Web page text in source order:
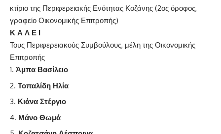
κτίριο της Περιφερειακής Ενότητας Κοζάνης (2ος όροφος,
γραφείο Οικονομικής Επιτροπής)
Κ Α Λ Ε Ι
Τους Περιφερειακούς Συμβούλους, μέλη της Οικονομικής
Επιτροπής
Άμπα Βασίλειο
Τοπαλίδη Ηλία
Κιάνα Στέργιο
Μάνο Θωμά